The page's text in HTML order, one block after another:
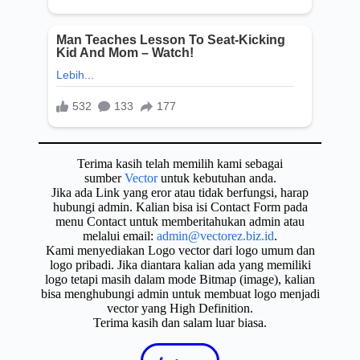
Terima kasih telah memilih kami sebagai
sumberVectoruntuk kebutuhan anda.
Jika ada Link yang eror atau tidak berfungsi, harap
hubungi admin. Kalian bisa isi Contact Form pada
menu Contact untuk memberitahukan admin atau
melalui email: admin@vectorez.biz.id.
Kami menyediakan Logo vector dari logo umum dan
logo pribadi. Jika diantara kalian ada yang memiliki
logo tetapi masih dalam mode Bitmap (image), kalian
bisa menghubungi admin untuk membuat logo menjadi
vector yang High Definition.
Terima kasih dan salam luar biasa.